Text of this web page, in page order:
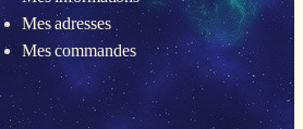
Mes adresses
Mes commandes